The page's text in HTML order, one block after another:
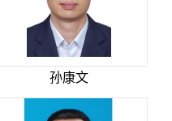
孙康文